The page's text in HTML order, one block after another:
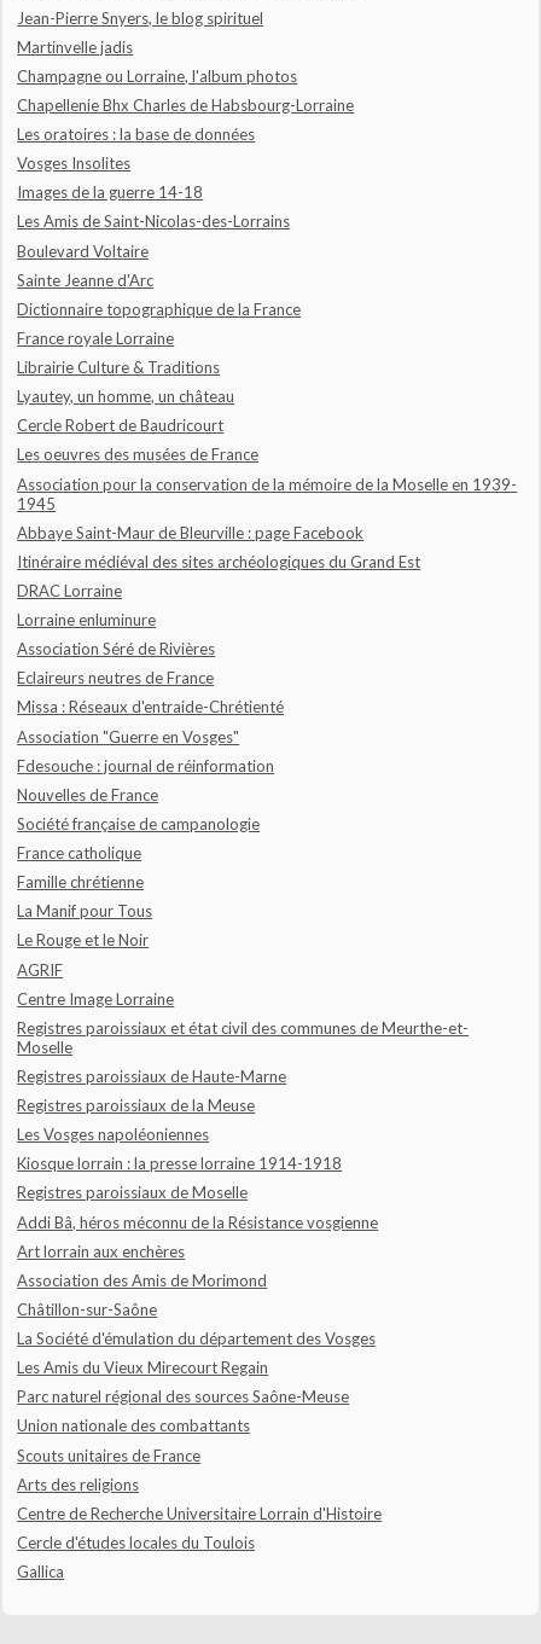
Jean-Pierre Snyers, le blog spirituel
Martinvelle jadis
Champagne ou Lorraine, l'album photos
Chapellenie Bhx Charles de Habsbourg-Lorraine
Les oratoires : la base de données
Vosges Insolites
Images de la guerre 14-18
Les Amis de Saint-Nicolas-des-Lorrains
Boulevard Voltaire
Sainte Jeanne d'Arc
Dictionnaire topographique de la France
France royale Lorraine
Librairie Culture & Traditions
Lyautey, un homme, un château
Cercle Robert de Baudricourt
Les oeuvres des musées de France
Association pour la conservation de la mémoire de la Moselle en 1939-
1945
Abbaye Saint-Maur de Bleurville : page Facebook
Itinéraire médiéval des sites archéologiques du Grand Est
DRAC Lorraine
Lorraine enluminure
Association Séré de Rivières
Eclaireurs neutres de France
Missa : Réseaux d'entraide-Chrétienté
Association "Guerre en Vosges"
Fdesouche : journal de réinformation
Nouvelles de France
Société française de campanologie
France catholique
Famille chrétienne
La Manif pour Tous
Le Rouge et le Noir
AGRIF
Centre Image Lorraine
Registres paroissiaux et état civil des communes de Meurthe-et-
Moselle
Registres paroissiaux de Haute-Marne
Registres paroissiaux de la Meuse
Les Vosges napoléoniennes
Kiosque lorrain : la presse lorraine 1914-1918
Registres paroissiaux de Moselle
Addi Bâ, héros méconnu de la Résistance vosgienne
Art lorrain aux enchères
Association des Amis de Morimond
Châtillon-sur-Saône
La Société d'émulation du département des Vosges
Les Amis du Vieux Mirecourt Regain
Parc naturel régional des sources Saône-Meuse
Union nationale des combattants
Scouts unitaires de France
Arts des religions
Centre de Recherche Universitaire Lorrain d'Histoire
Cercle d'études locales du Toulois
Gallica